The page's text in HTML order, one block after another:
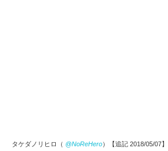
タケダノリヒロ（ @NoReHero）【追記 2018/05/07】